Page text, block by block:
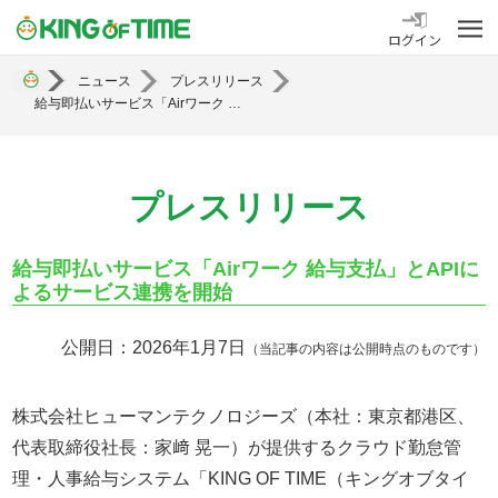
勤怠管理システム KING OF TIME
ログイン
ニュース
プレスリリース
給与即払いサービス「Airワーク 給与支払」とAPIによるサービス連携を開始
プレスリリース
給与即払いサービス「Airワーク 給与支払」とAPIに
よるサービス連携を開始
公開日：2026年1月7日 （当記事の内容は公開時点のものです）
株式会社ヒューマンテクノロジーズ（本社：東京都港区、
代表取締役社長：家﨑 晃一）が提供するクラウド勤怠管
理・人事給与システム「KING OF TIME（キングオブタイ